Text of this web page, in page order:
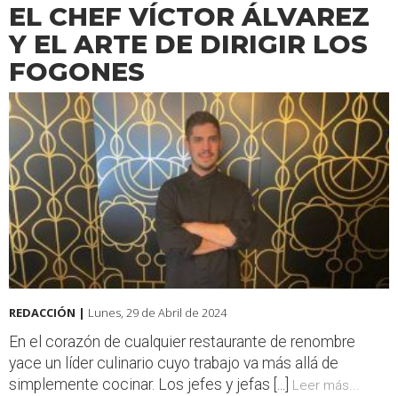
EL CHEF VÍCTOR ÁLVAREZ
Y EL ARTE DE DIRIGIR LOS
FOGONES
REDACCIÓN | Lunes, 29 de Abril de 2024
En el corazón de cualquier restaurante de renombre
yace un líder culinario cuyo trabajo va más allá de
simplemente cocinar. Los jefes y jefas [...]
Leer más...